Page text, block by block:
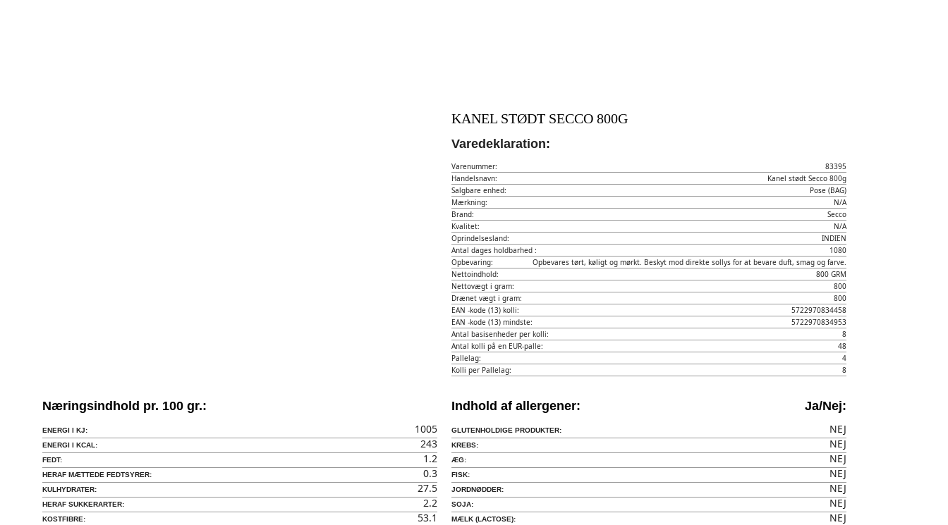
KANEL STØDT SECCO 800G
Varedeklaration:
Varenummer:
83395
Handelsnavn:
Kanel stødt Secco 800g
Salgbare enhed:
Pose (BAG)
Mærkning:
N/A
Brand:
Secco
Kvalitet:
N/A
Oprindelsesland:
INDIEN
Antal dages holdbarhed :
1080
Opbevaring:
Opbevares tørt, køligt og mørkt. Beskyt mod direkte sollys for at bevare duft, smag og farve.
Nettoindhold:
800 GRM
Nettovægt i gram:
800
Drænet vægt i gram:
800
EAN -kode (13) kolli:
5722970834458
EAN -kode (13) mindste:
5722970834953
Antal basisenheder per kolli:
8
Antal kolli på en EUR-palle:
48
Pallelag:
4
Kolli per Pallelag:
8
Næringsindhold pr. 100 gr.:
ENERGI I KJ: 1005
ENERGI I KCAL: 243
FEDT: 1.2
HERAF MÆTTEDE FEDTSYRER: 0.3
KULHYDRATER: 27.5
HERAF SUKKERARTER: 2.2
KOSTFIBRE: 53.1
Indhold af allergener: Ja/Nej:
GLUTENHOLDIGE PRODUKTER: NEJ
KREBS: NEJ
ÆG: NEJ
FISK: NEJ
JORDNØDDER: NEJ
SOJA: NEJ
MÆLK (LACTOSE): NEJ